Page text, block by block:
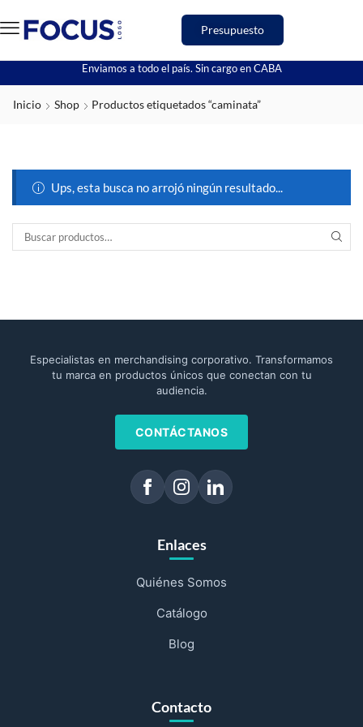
Presupuesto
Enviamos a todo el país. Sin cargo en CABA
Inicio Shop Productos etiquetados “caminata”
Ups, esta busca no arrojó ningún resultado...
Especialistas en merchandising corporativo. Transformamos
tu marca en productos únicos que conectan con tu
audiencia.
CONTÁCTANOS
Enlaces
Quiénes Somos
Catálogo
Blog
Contacto